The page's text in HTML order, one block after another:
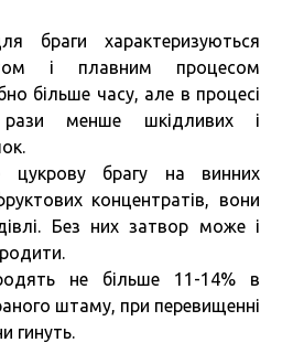
браги характеризуються
і плавним процесом
більше часу, але в процесі
менше шкідливих і
брагу на винних
концентратів, вони
Без них затвор може і
не більше 11-14% в
штаму, при перевищенні
гинуть.